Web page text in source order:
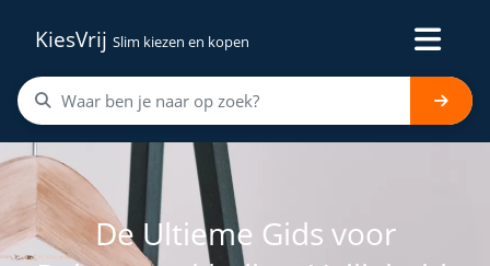
KiesVrij Slim kiezen en kopen
De Ultieme Gids voor